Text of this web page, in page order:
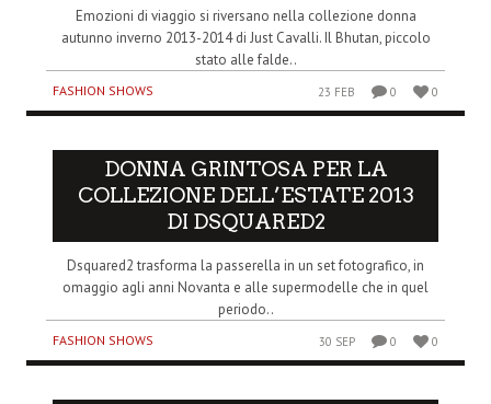
Emozioni di viaggio si riversano nella collezione donna
autunno inverno 2013-2014 di Just Cavalli. Il Bhutan, piccolo
stato alle falde..
FASHION SHOWS 23 FEB 0 0
DONNA GRINTOSA PER LA
COLLEZIONE DELL’ESTATE 2013
DI DSQUARED2
Dsquared2 trasforma la passerella in un set fotografico, in
omaggio agli anni Novanta e alle supermodelle che in quel
periodo..
FASHION SHOWS 30 SEP 0 0